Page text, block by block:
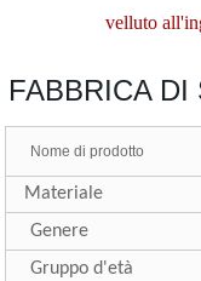
FABBRICA
Nome di prodotto
Materiale
Genere
Gruppo d'età